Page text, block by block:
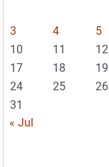
3
4 5
10
11 12
17
18 19
24
25 26
31
« Jul